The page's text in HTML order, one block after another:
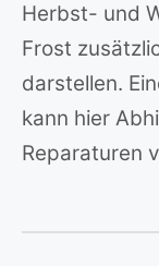
Herbst- und
Frost
darstellen.
kann hier
Reparaturen